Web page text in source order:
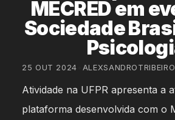
MECRED em
Sociedade
25 OUT 2024 ALEXSANDROTRIBEIRO
Atividade na UFPR apresenta a
plataforma desenvolvida com o